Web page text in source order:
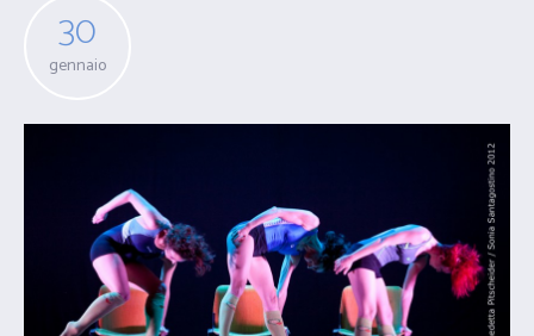
30
gennaio